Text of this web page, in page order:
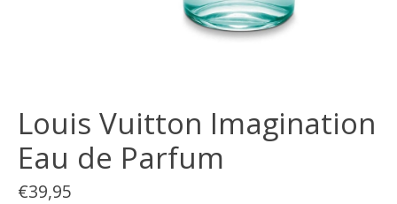
Louis Vuitton Imagination
Eau de Parfum
€39,95